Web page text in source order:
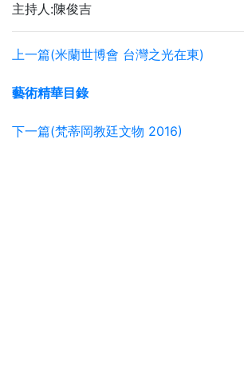
主持人:陳俊吉
上一篇(米蘭世博會 台灣之光在東)
藝術精華目錄
下一篇(梵蒂岡教廷文物 2016)